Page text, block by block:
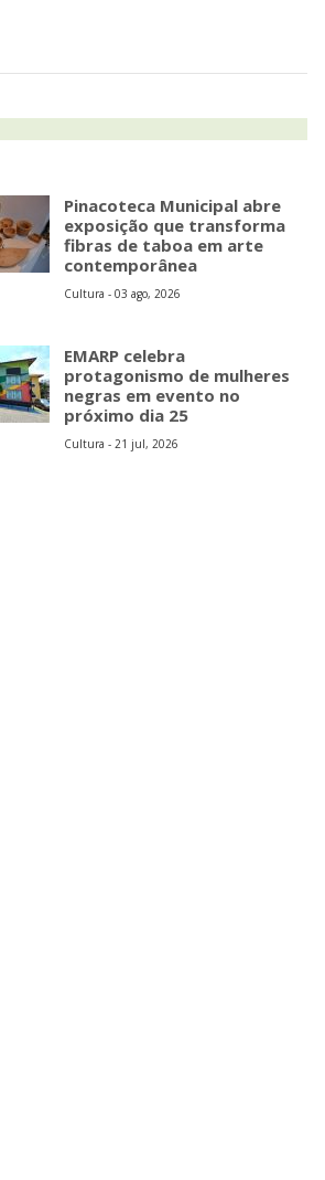
Pinacoteca Municipal abre
exposição que transforma
fibras de taboa em arte
contemporânea
Cultura - 03 ago, 2026
EMARP celebra
protagonismo de mulheres
negras em evento no
próximo dia 25
Cultura - 21 jul, 2026